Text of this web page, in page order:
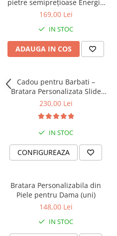
pietre semiprețioase Energia
Inimii și Lumânare parfumată
agar
169,00 Lei
IN STOC
ADAUGA IN COS
Cadou pentru Barbati –
Bratara Personalizata Slide
Force, Mesaj Aniversare
230,00 Lei
IN STOC
CONFIGUREAZA
Bratara Personalizabila din
Piele pentru Dama (uni)
148,00 Lei
IN STOC